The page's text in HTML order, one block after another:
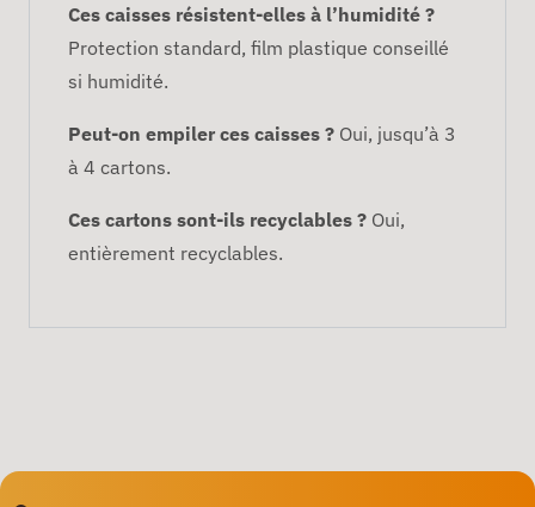
Ces caisses résistent-elles à l’humidité ?
Protection standard, film plastique conseillé
si humidité.
Peut-on empiler ces caisses ? Oui, jusqu’à 3
à 4 cartons.
Ces cartons sont-ils recyclables ? Oui,
entièrement recyclables.